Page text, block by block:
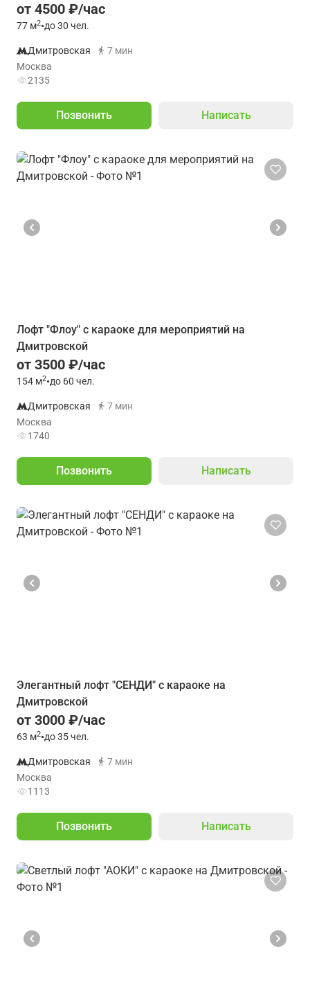
от 4500 ₽/час
77 м2•до 30 чел.
Дмитровская
7 мин
Москва
2135
Позвонить Написать
Лофт "Флоу" с караоке для мероприятий на
Дмитровской
от 3500 ₽/час
154 м2•до 60 чел.
Дмитровская
7 мин
Москва
1740
Позвонить Написать
Элегантный лофт "СЕНДИ" с караоке на
Дмитровской
от 3000 ₽/час
63 м2•до 35 чел.
Дмитровская
7 мин
Москва
1113
Позвонить Написать